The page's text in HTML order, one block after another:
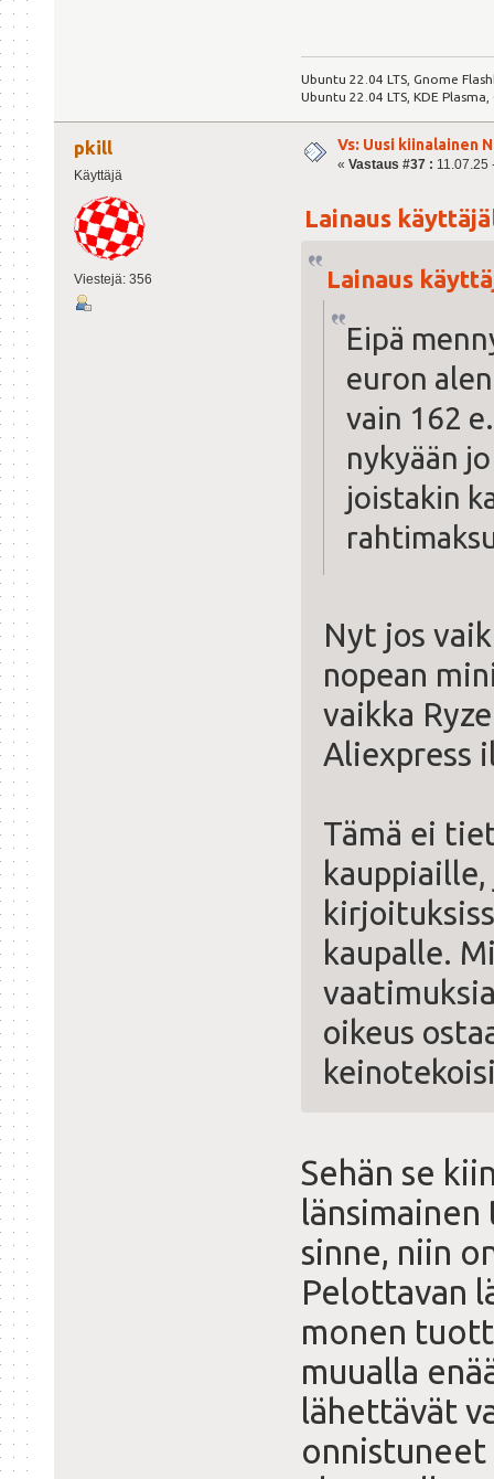
Ubuntu 22.04 LTS, Gnome
Ubuntu 22.04 LTS, KDE
pkill
Käyttäjä
Viestejä: 356
Vs: Uusi kiinalainen
« Vastaus #37 : 11.07.25
Lainaus
Lainaus
Eipä
euron
vain 162
nykyään
joistakin
Nyt jos
nopean
vaikka
Aliexpress
Tämä ei
kaupalle.
oikeus
Sehän se
sinne, niin
Pelottavan
monen
muualla
lähettävät